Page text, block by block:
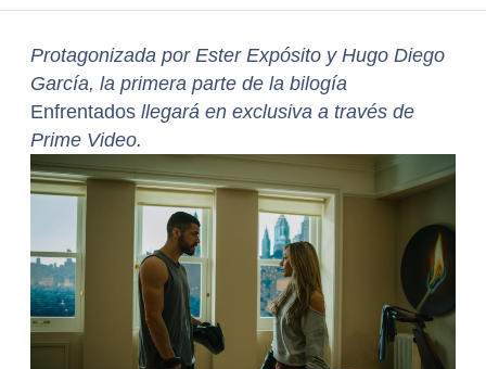
Protagonizada por Ester Expósito y Hugo Diego
García, la primera parte de la bilogía
Enfrentados llegará en exclusiva a través de
Prime Video.